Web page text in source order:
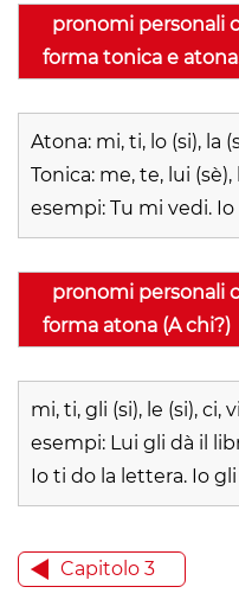
pronomi personali
forma tonica e
Atona: mi, ti, lo (si), la
Tonica: me, te, lui (sè),
esempi: Tu mi vedi.
pronomi personali
forma atona (A chi?)
mi, ti, gli (si), le (si), ci,
esempi: Lui gli dà il
Io ti do la lettera. Io
Capitolo 3